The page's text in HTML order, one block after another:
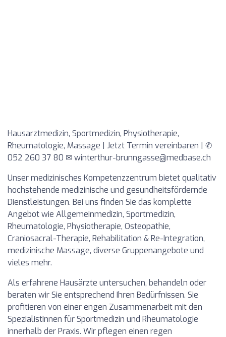
Hausarztmedizin, Sportmedizin, Physiotherapie,
Rheumatologie, Massage | Jetzt Termin vereinbaren | ✆
052 260 37 80 ✉winterthur-brunngasse@medbase.ch
Unser medizinisches Kompetenzzentrum bietet qualitativ
hochstehende medizinische und gesundheitsfördernde
Dienstleistungen. Bei uns finden Sie das komplette
Angebot wie Allgemeinmedizin, Sportmedizin,
Rheumatologie, Physiotherapie, Osteopathie,
Craniosacral-Therapie, Rehabilitation & Re-Integration,
medizinische Massage, diverse Gruppenangebote und
vieles mehr.
Als erfahrene Hausärzte untersuchen, behandeln oder
beraten wir Sie entsprechend Ihren Bedürfnissen. Sie
profitieren von einer engen Zusammenarbeit mit den
SpezialistInnen für Sportmedizin und Rheumatologie
innerhalb der Praxis. Wir pflegen einen regen